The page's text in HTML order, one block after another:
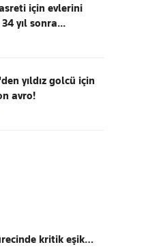
için evlerini
yıl sonra...
yıldız golcü için
avro!
kritik eşik…